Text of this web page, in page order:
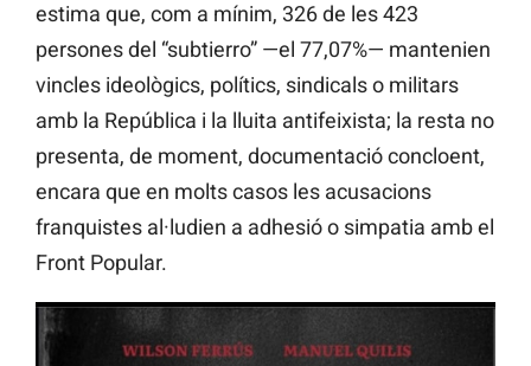
estima que, com a mínim, 326 de les 423
persones del “subtierro” —el 77,07%— mantenien
vincles ideològics, polítics, sindicals o militars
amb la República i la lluita antifeixista; la resta no
presenta, de moment, documentació concloent,
encara que en molts casos les acusacions
franquistes al·ludien a adhesió o simpatia amb el
Front Popular.